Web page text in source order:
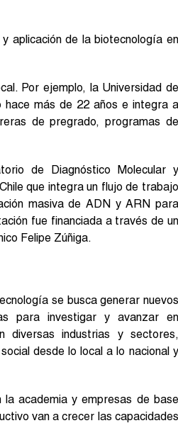
aplicación de la biotecnología en
Por ejemplo, la Universidad de
hace más de 22 años e integra a
de pregrado, programas de
de Diagnóstico Molecular y
que integra un flujo de trabajo
masiva de ADN y ARN para
fue financiada a través de un
Felipe Zúñiga.
se busca generar nuevos
para investigar y avanzar en
diversas industrias y sectores,
desde lo local a lo nacional y
academia y empresas de base
van a crecer las capacidades